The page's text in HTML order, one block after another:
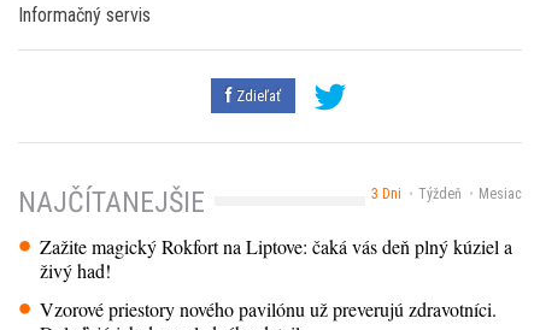
Informačný servis
Zdieľať
3 Dni Týždeň Mesiac
NAJČÍTANEJŠIE
Zažite magický Rokfort na Liptove: čaká vás deň plný kúziel a
živý had!
Vzorové priestory nového pavilónu už preverujú zdravotníci.